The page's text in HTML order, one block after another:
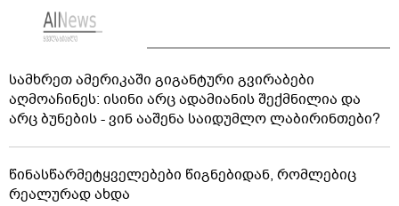
სამხრეთ ამერიკაში გიგანტური გვირაბები
აღმოაჩინეს: ისინი არც ადამიანის შექმნილია და
არც ბუნების - ვინ ააშენა საიდუმლო ლაბირინთები?
წინასწარმეტყველებები წიგნებიდან, რომლებიც
რეალურად ახდა